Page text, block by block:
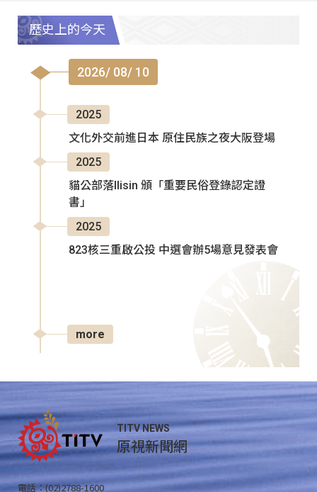
歷史上的今天
2026/ 08/ 10
2025
文化外交前進日本 原住民族之夜大阪登場
2025
貓公部落Ilisin 頒「重要民俗登錄認定證
書」
2025
823核三重啟公投 中選會辦5場意見發表會
more
TITV NEWS
原視新聞網
電話：(02)2788-1600